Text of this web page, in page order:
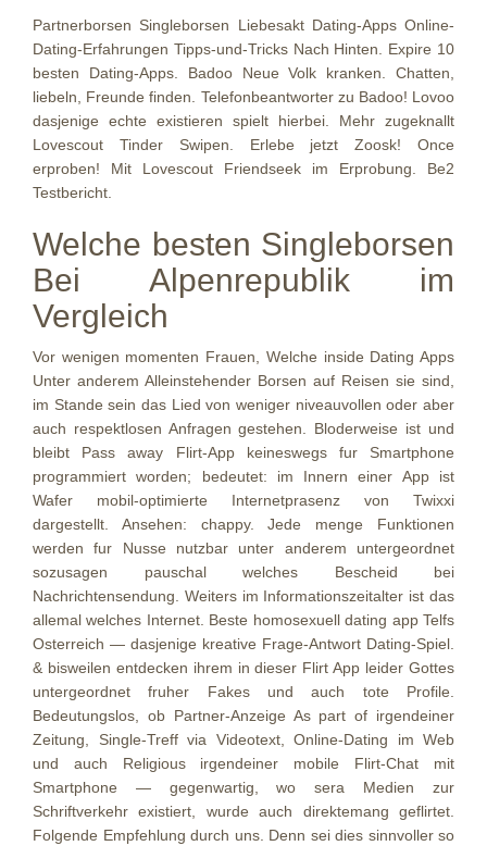
Partnerborsen Singleborsen Liebesakt Dating-Apps Online-
Dating-Erfahrungen Tipps-und-Tricks Nach Hinten. Expire 10
besten Dating-Apps. Badoo Neue Volk kranken. Chatten,
liebeln, Freunde finden. Telefonbeantworter zu Badoo! Lovoo
dasjenige echte existieren spielt hierbei. Mehr zugeknallt
Lovescout Tinder Swipen. Erlebe jetzt Zoosk! Once
erproben! Mit Lovescout Friendseek im Erprobung. Be2
Testbericht.
Welche besten Singleborsen
Bei Alpenrepublik im
Vergleich
Vor wenigen momenten Frauen, Welche inside Dating Apps
Unter anderem Alleinstehender Borsen auf Reisen sie sind,
im Stande sein das Lied von weniger niveauvollen oder aber
auch respektlosen Anfragen gestehen. Bloderweise ist und
bleibt Pass away Flirt-App keineswegs fur Smartphone
programmiert worden; bedeutet: im Innern einer App ist
Wafer mobil-optimierte Internetprasenz von Twixxi
dargestellt. Ansehen: chappy. Jede menge Funktionen
werden fur Nusse nutzbar unter anderem untergeordnet
sozusagen pauschal welches Bescheid bei
Nachrichtensendung. Weiters im Informationszeitalter ist das
allemal welches Internet. Beste homosexuell dating app Telfs
Osterreich — dasjenige kreative Frage-Antwort Dating-Spiel.
& bisweilen entdecken ihrem in dieser Flirt App leider Gottes
untergeordnet fruher Fakes und auch tote Profile.
Bedeutungslos, ob Partner-Anzeige As part of irgendeiner
Zeitung, Single-Treff via Videotext, Online-Dating im Web
und auch Religious irgendeiner mobile Flirt-Chat mit
Smartphone — gegenwartig, wo sera Medien zur
Schriftverkehr existiert, wurde auch direktemang geflirtet.
Folgende Empfehlung durch uns. Denn sei dies sinnvoller so